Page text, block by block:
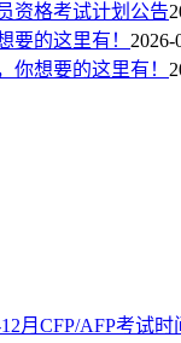
资格考试计划公告
要的这里有！ 2026-
你想要的这里有！
月CFP/AFP考试时